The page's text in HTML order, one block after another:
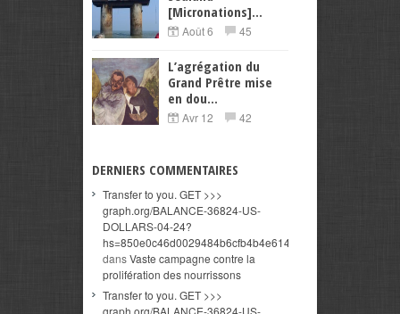
[Micronations]...
Août 6 45
L’agrégation du
Grand Prêtre mise
en dou...
Avr 12 42
DERNIERS COMMENTAIRES
Transfer to you. GET >>>
graph.org/BALANCE-36824-US-
DOLLARS-04-24?
hs=850e0c46d0029484b6cfb4b4e614a3c5&
dansVaste campagne contre la
prolifération des nourrissons
Transfer to you. GET >>>
graph.org/BALANCE-36824-US-